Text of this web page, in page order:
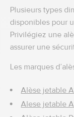
Plusieurs types
disponibles pour
Privilégiez une
assurer une
Les marques
Alèse jetable
Alese jetable